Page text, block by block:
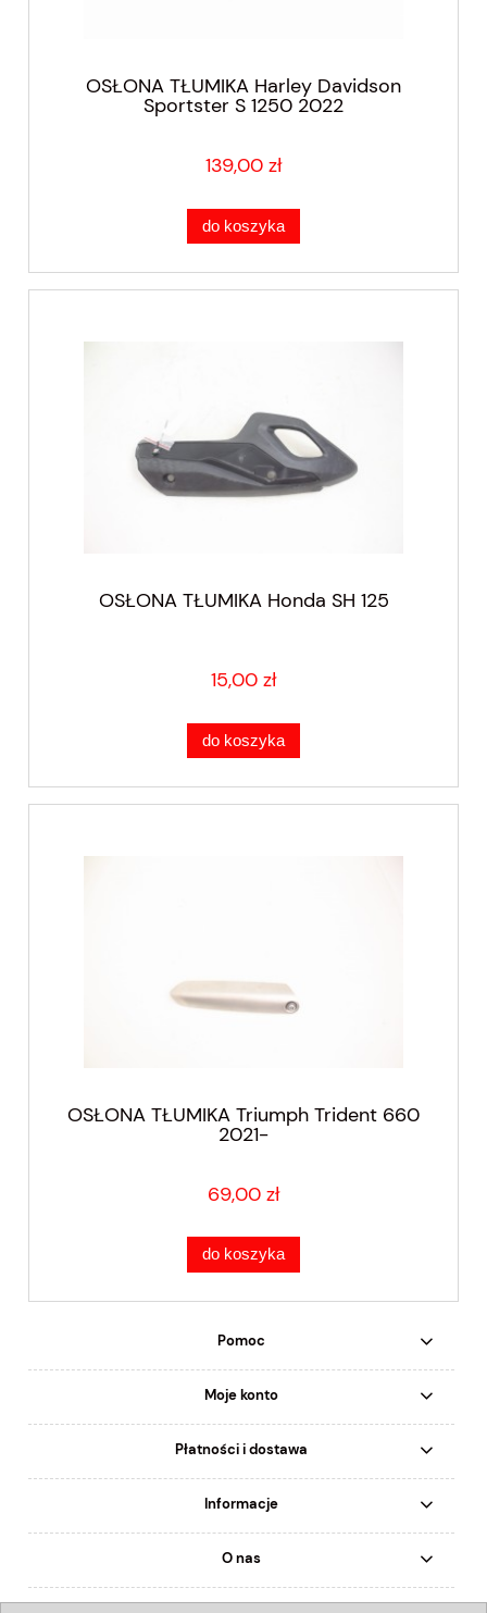
OSŁONA TŁUMIKA Harley Davidson
Sportster S 1250 2022
139,00 zł
do koszyka
OSŁONA TŁUMIKA Honda SH 125
15,00 zł
do koszyka
OSŁONA TŁUMIKA Triumph Trident 660
2021-
69,00 zł
do koszyka
Pomoc
Moje konto
Płatności i dostawa
Informacje
O nas